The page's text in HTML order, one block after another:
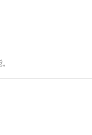
国机遇、增长解法，
源”“低GI”“老龄营
品类创新、未来增长
实、前瞻的开年创新